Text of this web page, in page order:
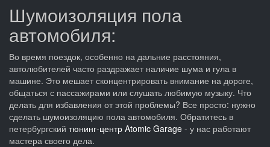
Шумоизоляция пола
автомобиля:
Во время поездок, особенно на дальние расстояния,
автолюбителей часто раздражает наличие шума и гула в
машине. Это мешает сконцентрировать внимание на дороге,
общаться с пассажирами или слушать любимую музыку. Что
делать для избавления от этой проблемы? Все просто: нужно
сделать шумоизоляцию пола автомобиля. Обратитесь в
петербургский тюнинг-центр Atomic Garage - у нас работают
мастера своего дела.